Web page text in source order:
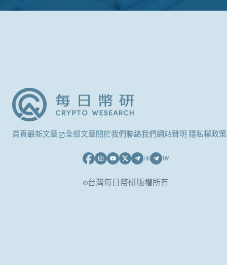
首頁最新文章 全部文章關於我們聯絡我們網站聲明 隱私權政策
HK TW
©台灣每日幣研版權所有